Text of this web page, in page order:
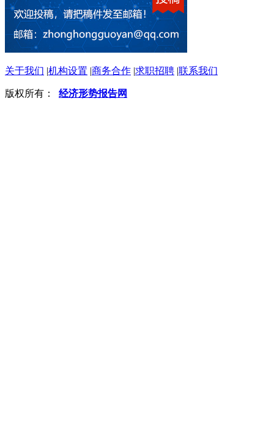
关于我们 |机构设置 |商务合作 |求职招聘 |联系我们
版权所有： 经济形势报告网